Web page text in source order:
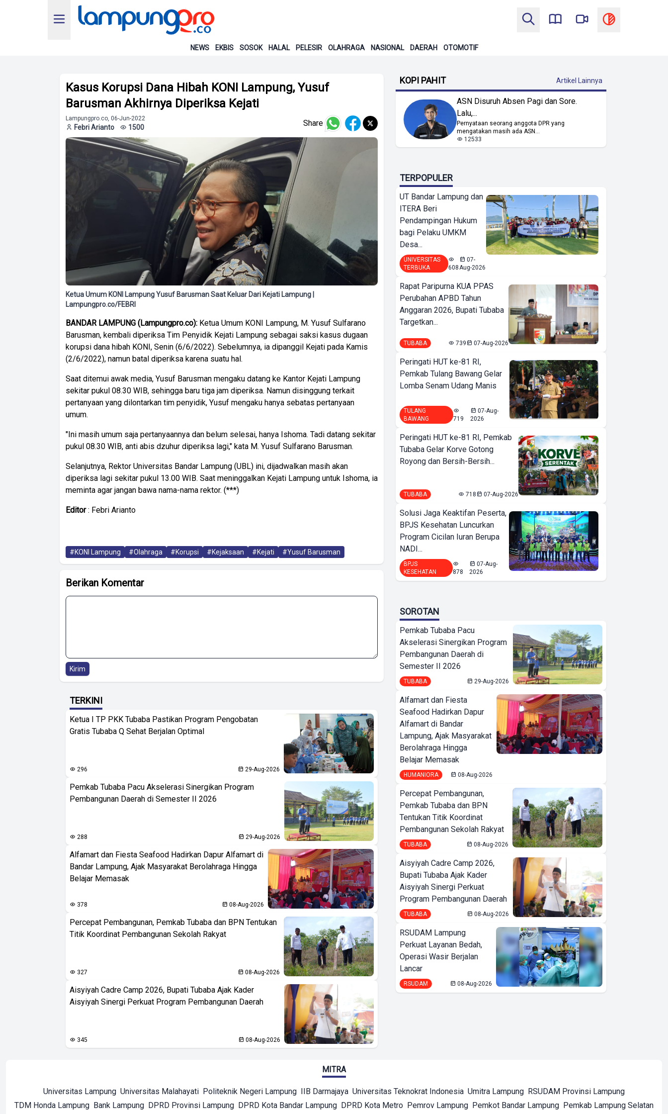
NEWS EKBIS SOSOK HALAL PELESIR OLAHRAGA NASIONAL DAERAH OTOMOTIF
Kasus Korupsi Dana Hibah KONI Lampung, Yusuf
Barusman Akhirnya Diperiksa Kejati
Lampungpro.co, 06-Jun-2022
Febri Arianto 1500 Share
Ketua Umum KONI Lampung Yusuf Barusman Saat Keluar Dari Kejati Lampung |
Lampungpro.co/FEBRI
BANDAR LAMPUNG (Lampungpro.co): Ketua Umum KONI Lampung, M. Yusuf Sulfarano
Barusman, kembali diperiksa Tim Penyidik Kejati Lampung sebagai saksi kasus dugaan
korupsi dana hibah KONI, Senin (6/6/2022). Sebelumnya, ia dipanggil Kejati pada Kamis
(2/6/2022), namun batal diperiksa karena suatu hal.
Saat ditemui awak media, Yusuf Barusman mengaku datang ke Kantor Kejati Lampung
sekitar pukul 08.30 WIB, sehingga baru tiga jam diperiksa. Namun disinggung terkait
pertanyaan yang dilontarkan tim penyidik, Yusuf mengaku hanya sebatas pertanyaan
umum.
"Ini masih umum saja pertanyaannya dan belum selesai, hanya Ishoma. Tadi datang sekitar
pukul 08.30 WIB, anti abis dzuhur diperiksa lagi," kata M. Yusuf Sulfarano Barusman.
Selanjutnya, Rektor Universitas Bandar Lampung (UBL) ini, dijadwalkan masih akan
diperiksa lagi sekitar pukul 13.00 WIB. Saat meninggalkan Kejati Lampung untuk Ishoma, ia
meminta agar jangan bawa nama-nama rektor. (***)
Editor: Febri Arianto
#KONI Lampung #Olahraga #Korupsi #Kejaksaan #Kejati #Yusuf Barusman
Berikan Komentar
Kirim
TERKINI
Ketua I TP PKK Tubaba Pastikan Program Pengobatan
Gratis Tubaba Q Sehat Berjalan Optimal
296 29-Aug-2026
Pemkab Tubaba Pacu Akselerasi Sinergikan Program
Pembangunan Daerah di Semester II 2026
288 29-Aug-2026
Alfamart dan Fiesta Seafood Hadirkan Dapur Alfamart di
Bandar Lampung, Ajak Masyarakat Berolahraga Hingga
Belajar Memasak
378 08-Aug-2026
Percepat Pembangunan, Pemkab Tubaba dan BPN Tentukan
Titik Koordinat Pembangunan Sekolah Rakyat
327 08-Aug-2026
Aisyiyah Cadre Camp 2026, Bupati Tubaba Ajak Kader
Aisyiyah Sinergi Perkuat Program Pembangunan Daerah
345 08-Aug-2026
KOPI PAHIT Artikel Lainnya
ASN Disuruh Absen Pagi dan Sore.
Lalu,...
Pernyataan seorang anggota DPR yang
mengatakan masih ada ASN...
12533
TERPOPULER
UT Bandar Lampung dan
ITERA Beri
Pendampingan Hukum
bagi Pelaku UMKM
Desa...
UNIVERSITAS
TERBUKA
608
07-
Aug-2026
Rapat Paripurna KUA PPAS
Perubahan APBD Tahun
Anggaran 2026, Bupati Tubaba
Targetkan...
TUBABA 739 07-Aug-2026
Peringati HUT ke-81 RI,
Pemkab Tulang Bawang Gelar
Lomba Senam Udang Manis
TULANG
BAWANG
719
07-Aug-
2026
Peringati HUT ke-81 RI, Pemkab
Tubaba Gelar Korve Gotong
Royong dan Bersih-Bersih...
TUBABA 718 07-Aug-2026
Solusi Jaga Keaktifan Peserta,
BPJS Kesehatan Luncurkan
Program Cicilan Iuran Berupa
NADI...
BPJS
KESEHATAN
878
07-Aug-
2026
SOROTAN
Pemkab Tubaba Pacu
Akselerasi Sinergikan Program
Pembangunan Daerah di
Semester II 2026
TUBABA 29-Aug-2026
Alfamart dan Fiesta
Seafood Hadirkan Dapur
Alfamart di Bandar
Lampung, Ajak Masyarakat
Berolahraga Hingga
Belajar Memasak
HUMANIORA 08-Aug-2026
Percepat Pembangunan,
Pemkab Tubaba dan BPN
Tentukan Titik Koordinat
Pembangunan Sekolah Rakyat
TUBABA 08-Aug-2026
Aisyiyah Cadre Camp 2026,
Bupati Tubaba Ajak Kader
Aisyiyah Sinergi Perkuat
Program Pembangunan Daerah
TUBABA 08-Aug-2026
RSUDAM Lampung
Perkuat Layanan Bedah,
Operasi Wasir Berjalan
Lancar
RSUDAM 08-Aug-2026
MITRA
Universitas Lampung Universitas Malahayati Politeknik Negeri Lampung IIB Darmajaya Universitas Teknokrat Indonesia Umitra Lampung RSUDAM Provinsi Lampung
TDM Honda Lampung Bank Lampung DPRD Provinsi Lampung DPRD Kota Bandar Lampung DPRD Kota Metro Pemrov Lampung Pemkot Bandar Lampung Pemkab Lampung Selatan